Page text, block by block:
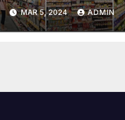
MAR 5, 2024 ADMIN